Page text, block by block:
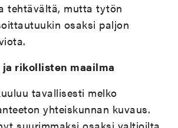
tehtävältä, mutta tytön
osaksi paljon
rikollisten maailma
tavallisesti melko
yhteiskunnan kuvaus.